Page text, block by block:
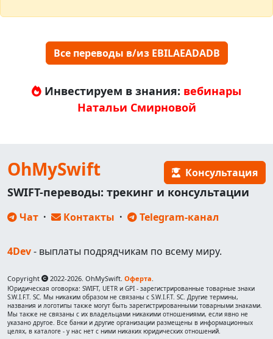
Все переводы в/из EBILAEADADB
Инвестируем в знания: вебинары
Натальи Смирновой
OhMySwift Консультация
SWIFT-переводы: трекинг и консультации
Чат · Контакты · Telegram-канал
4Dev- выплаты подрядчикам по всему миру.
Copyright 2022-2026. OhMySwift. Оферта.
Юридическая оговорка: SWIFT, UETR и GPI - зарегистрированные товарные знаки
S.W.I.F.T. SC. Мы никаким образом не связаны с S.W.I.F.T. SC. Другие термины,
названия и логотипы также могут быть зарегистрированными товарными знаками.
Мы также не связаны с их владельцами никакими отношениями, если явно не
указано другое. Все банки и другие организации размещены в информационных
целях, в каталоге - у нас нет с ними никаких юридических отношений.